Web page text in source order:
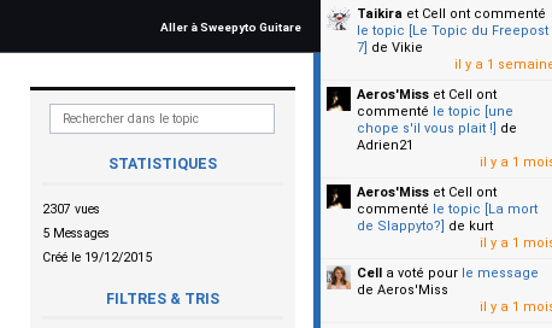
Aller à Sweepyto Guitare
STATISTIQUES
2307 vues
5 Messages
Créé le 19/12/2015
FILTRES & TRIS
Taikira et Cell ont commenté
le topic [Le Topic du Freepost
7] de Vikie
il y a 1
Aeros'Miss et Cell ont
commenté le topic [une
chope s'il vous plait !] de
Adrien21
il y a 1
Aeros'Miss et Cell ont
commenté le topic [La mort
de Slappyto?] de kurt
il y a 1
Cell a voté pour le message
de Aeros'Miss
il y a 1